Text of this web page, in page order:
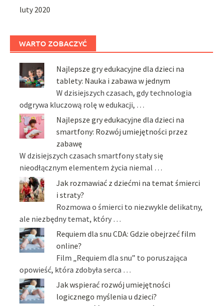
luty 2020
WARTO ZOBACZYĆ
Najlepsze gry edukacyjne dla dzieci na
tablety: Nauka i zabawa w jednym
W dzisiejszych czasach, gdy technologia
odgrywa kluczową rolę w edukacji, …
Najlepsze gry edukacyjne dla dzieci na
smartfony: Rozwój umiejętności przez
zabawę
W dzisiejszych czasach smartfony stały się
nieodłącznym elementem życia niemal …
Jak rozmawiać z dziećmi na temat śmierci
i straty?
Rozmowa o śmierci to niezwykle delikatny,
ale niezbędny temat, który …
Requiem dla snu CDA: Gdzie obejrzeć film
online?
Film „Requiem dla snu” to poruszająca
opowieść, która zdobyła serca …
Jak wspierać rozwój umiejętności
logicznego myślenia u dzieci?